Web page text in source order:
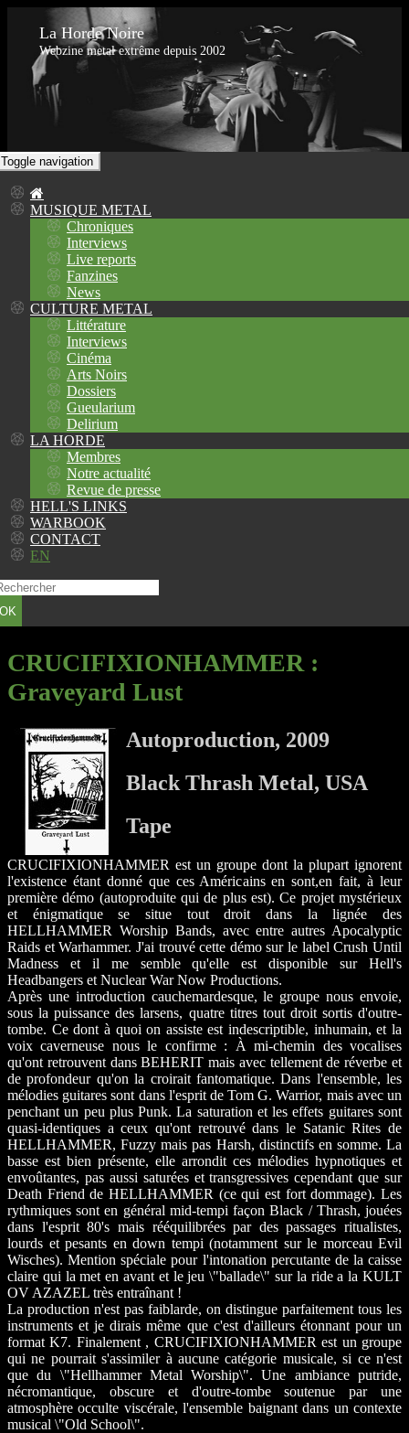
La Horde Noire
Webzine metal extrême depuis 2002
Toggle navigation
MUSIQUE METAL
Chroniques
Interviews
Live reports
Fanzines
News
CULTURE METAL
Littérature
Interviews
Cinéma
Arts Noirs
Dossiers
Gueularium
Delirium
LA HORDE
Membres
Notre actualité
Revue de presse
HELL'S LINKS
WARBOOK
CONTACT
EN
OK
CRUCIFIXIONHAMMER :
Graveyard Lust
Autoproduction, 2009
Black Thrash Metal, USA
Tape
CRUCIFIXIONHAMMER est un groupe dont la plupart ignorent
l'existence étant donné que ces Américains en sont,en fait, à leur
première démo (autoproduite qui de plus est). Ce projet mystérieux
et énigmatique se situe tout droit dans la lignée des
HELLHAMMER Worship Bands, avec entre autres Apocalyptic
Raids et Warhammer. J'ai trouvé cette démo sur le label Crush Until
Madness et il me semble qu'elle est disponible sur Hell's
Headbangers et Nuclear War Now Productions.
Après une introduction cauchemardesque, le groupe nous envoie,
sous la puissance des larsens, quatre titres tout droit sortis d'outre-
tombe. Ce dont à quoi on assiste est indescriptible, inhumain, et la
voix caverneuse nous le confirme : À mi-chemin des vocalises
qu'ont retrouvent dans BEHERIT mais avec tellement de réverbe et
de profondeur qu'on la croirait fantomatique. Dans l'ensemble, les
mélodies guitares sont dans l'esprit de Tom G. Warrior, mais avec un
penchant un peu plus Punk. La saturation et les effets guitares sont
quasi-identiques a ceux qu'ont retrouvé dans le Satanic Rites de
HELLHAMMER, Fuzzy mais pas Harsh, distinctifs en somme. La
basse est bien présente, elle arrondit ces mélodies hypnotiques et
envoûtantes, pas aussi saturées et transgressives cependant que sur
Death Friend de HELLHAMMER (ce qui est fort dommage). Les
rythmiques sont en général mid-tempi façon Black / Thrash, jouées
dans l'esprit 80's mais rééquilibrées par des passages ritualistes,
lourds et pesants en down tempi (notamment sur le morceau Evil
Wisches). Mention spéciale pour l'intonation percutante de la caisse
claire qui la met en avant et le jeu \"ballade\" sur la ride a la KULT
OV AZAZEL très entraînant !
La production n'est pas faiblarde, on distingue parfaitement tous les
instruments et je dirais même que c'est d'ailleurs étonnant pour un
format K7. Finalement , CRUCIFIXIONHAMMER est un groupe
qui ne pourrait s'assimiler à aucune catégorie musicale, si ce n'est
que du \"Hellhammer Metal Worship\". Une ambiance putride,
nécromantique, obscure et d'outre-tombe soutenue par une
atmosphère occulte viscérale, l'ensemble baignant dans un contexte
musical \"Old School\".